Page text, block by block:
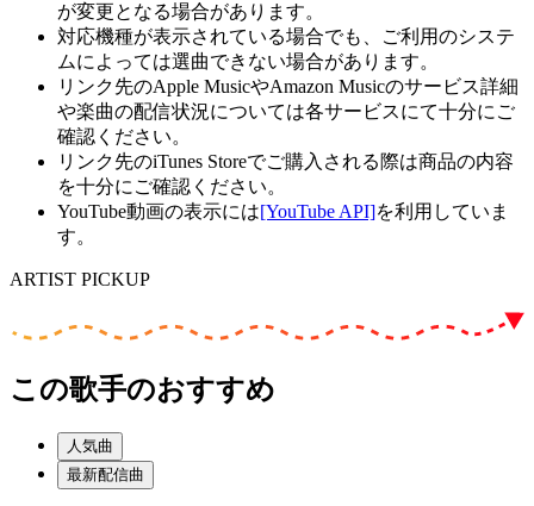
が変更となる場合があります。
対応機種が表示されている場合でも、ご利用のシステ
ムによっては選曲できない場合があります。
リンク先のApple MusicやAmazon Musicのサービス詳細
や楽曲の配信状況については各サービスにて十分にご
確認ください。
リンク先のiTunes Storeでご購入される際は商品の内容
を十分にご確認ください。
YouTube動画の表示には[YouTube API]を利用していま
す。
ARTIST PICKUP
この歌手のおすすめ
人気曲
最新配信曲